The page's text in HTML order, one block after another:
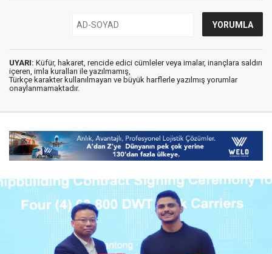
UYARI: Küfür, hakaret, rencide edici cümleler veya imalar, inançlara saldırı
içeren, imla kuralları ile yazılmamış,
Türkçe karakter kullanılmayan ve büyük harflerle yazılmış yorumlar
onaylanmamaktadır.